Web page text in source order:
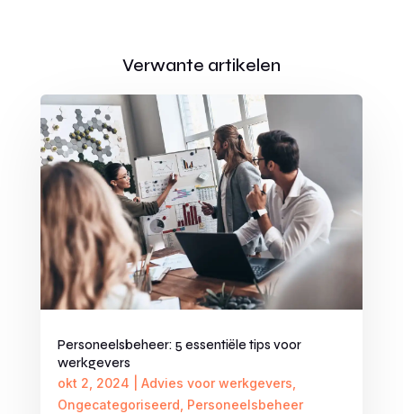
Verwante artikelen
Personeelsbeheer: 5 essentiële tips voor
werkgevers
okt 2, 2024
Advies voor werkgevers
Ongecategoriseerd Personeelsbeheer